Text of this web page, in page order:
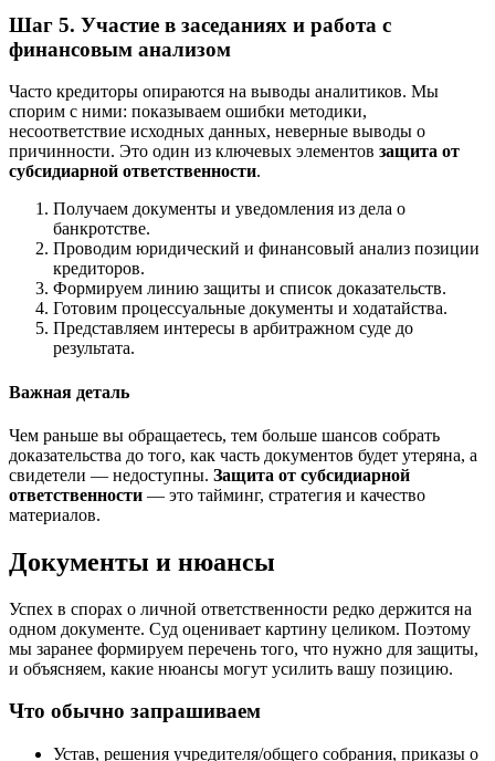
Шаг 5. Участие в заседаниях и работа с
финансовым анализом
Часто кредиторы опираются на выводы аналитиков. Мы
спорим с ними: показываем ошибки методики,
несоответствие исходных данных, неверные выводы о
причинности. Это один из ключевых элементов защита от
субсидиарной ответственности.
Получаем документы и уведомления из дела о
банкротстве.
Проводим юридический и финансовый анализ позиции
кредиторов.
Формируем линию защиты и список доказательств.
Готовим процессуальные документы и ходатайства.
Представляем интересы в арбитражном суде до
результата.
Важная деталь
Чем раньше вы обращаетесь, тем больше шансов собрать
доказательства до того, как часть документов будет утеряна, а
свидетели — недоступны. Защита от субсидиарной
ответственности — это тайминг, стратегия и качество
материалов.
Документы и нюансы
Успех в спорах о личной ответственности редко держится на
одном документе. Суд оценивает картину целиком. Поэтому
мы заранее формируем перечень того, что нужно для защиты,
и объясняем, какие нюансы могут усилить вашу позицию.
Что обычно запрашиваем
Устав, решения учредителя/общего собрания, приказы о